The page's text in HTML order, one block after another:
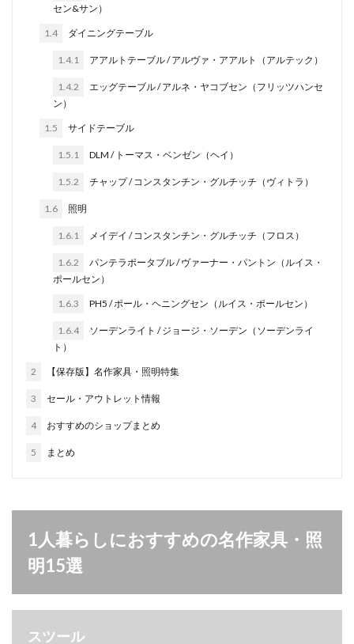
セン&サン）
1.4 ダイニングテーブル
1.4.1 アアルトテーブル / アルヴァ・アアルト（アルテック）
1.4.2
エッグテーブル / アルネ・ヤコブセン（フリッツハンセ
ン）
1.5 サイドテーブル
1.5.1 DLM / トーマス・ベンゼン（ヘイ）
1.5.2 チャップ / コンスタンチン・グルチッチ（ヴィトラ）
1.6 照明
1.6.1 メイデイ / コンスタンチン・グルチッチ（フロス）
1.6.2
パンテラポータブル / ヴァーナー・パントン（ルイス・
ポールセン）
1.6.3 PH5 / ポール・ヘニングセン（ルイス・ポールセン）
1.6.4
ソーデンライト / ジョージ・ソーデン（ソーデンライ
ト）
2 【保存版】名作家具・照明特集
3 セール・アウトレット情報
4 おすすめのショップまとめ
5 まとめ
1人暮らしにおすすめの名作家具・照
明15選
スツール